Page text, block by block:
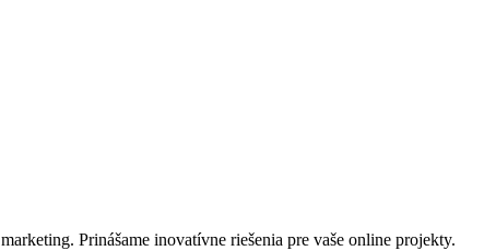
Prinášame inovatívne riešenia pre vaše online projekty.